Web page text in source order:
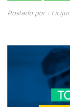
Postado por : Licijur